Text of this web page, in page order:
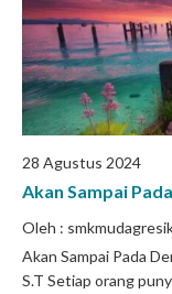
28 Agustus 2024
Akan Sampai
Oleh :
Akan Sampai Pada
S.T Setiap orang